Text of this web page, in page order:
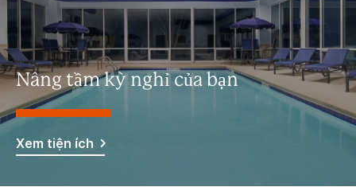
Nâng tầm kỳ nghỉ của bạn
Xem tiện ích